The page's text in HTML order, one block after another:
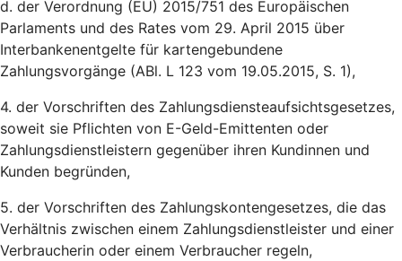
d. der Verordnung (EU) 2015/751 des Europäischen
Parlaments und des Rates vom 29. April 2015 über
Interbankenentgelte für kartengebundene
Zahlungsvorgänge (ABl. L 123 vom 19.05.2015, S. 1),
4. der Vorschriften des Zahlungsdiensteaufsichtsgesetzes,
soweit sie Pflichten von E-Geld-Emittenten oder
Zahlungsdienstleistern gegenüber ihren Kundinnen und
Kunden begründen,
5. der Vorschriften des Zahlungskontengesetzes, die das
Verhältnis zwischen einem Zahlungsdienstleister und einer
Verbraucherin oder einem Verbraucher regeln,